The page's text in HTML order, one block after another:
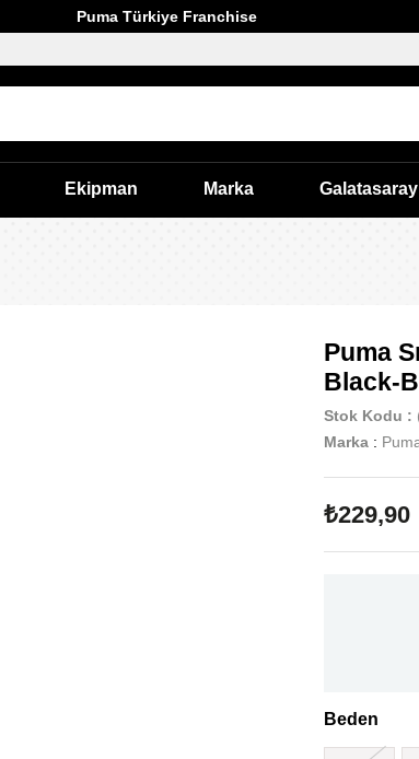
Puma Türkiye Franchise
Ekipman Marka Galatasaray
Puma
Black-
Stok Kodu
Marka :
₺229,90
Beden